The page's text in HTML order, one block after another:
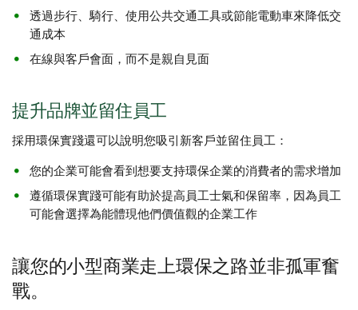
透過步行、騎行、使用公共交通工具或節能電動車來降低交
通成本
在線與客戶會面，而不是親自見面
提升品牌並留住員工
採用環保實踐還可以說明您吸引新客戶並留住員工：
您的企業可能會看到想要支持環保企業的消費者的需求增加
遵循環保實踐可能有助於提高員工士氣和保留率，因為員工
可能會選擇為能體現他們價值觀的企業工作
讓您的小型商業走上環保之路並非孤軍奮
戰。